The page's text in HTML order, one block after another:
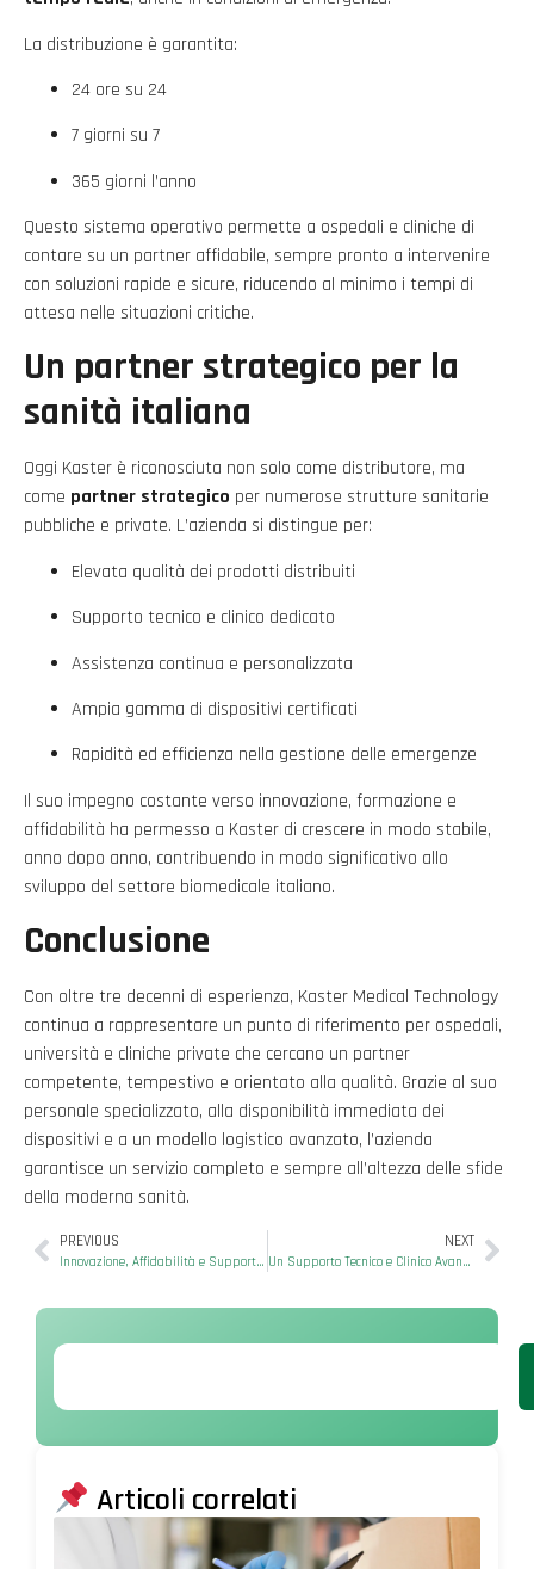
La distribuzione è garantita:
24 ore su 24
7 giorni su 7
365 giorni l’anno
Questo sistema operativo permette a ospedali e cliniche di
contare su un partner affidabile, sempre pronto a intervenire
con soluzioni rapide e sicure, riducendo al minimo i tempi di
attesa nelle situazioni critiche.
Un partner strategico per la
sanità italiana
Oggi Kaster è riconosciuta non solo come distributore, ma
come partner strategico per numerose strutture sanitarie
pubbliche e private. L’azienda si distingue per:
Elevata qualità dei prodotti distribuiti
Supporto tecnico e clinico dedicato
Assistenza continua e personalizzata
Ampia gamma di dispositivi certificati
Rapidità ed efficienza nella gestione delle emergenze
Il suo impegno costante verso innovazione, formazione e
affidabilità ha permesso a Kaster di crescere in modo stabile,
anno dopo anno, contribuendo in modo significativo allo
sviluppo del settore biomedicale italiano.
Conclusione
Con oltre tre decenni di esperienza, Kaster Medical Technology
continua a rappresentare un punto di riferimento per ospedali,
università e cliniche private che cercano un partner
competente, tempestivo e orientato alla qualità. Grazie al suo
personale specializzato, alla disponibilità immediata dei
dispositivi e a un modello logistico avanzato, l’azienda
garantisce un servizio completo e sempre all’altezza delle sfide
della moderna sanità.
PREVIOUS
Innovazione, Affidabilità e Supporto Continuo nella Distribuzione di Dispositivi Medici dal 1995
NEXT
Un Supporto Tecnico e Clinico Avanzato per le Strutture Sanitarie Italiane
Articoli correlati